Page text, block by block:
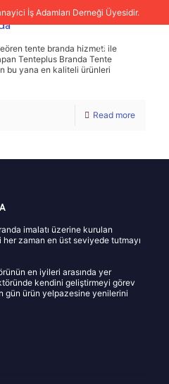
İş Adamları Derneği Üyesidir.
tente branda hizmeti ile
Tenteplus Branda Tente
bu yana en kaliteli ürünleri
Read more
imalatı üzerine kurulan
zaman en üst seviyede tutmayı
en iyileri arasında yer
kendini geliştirmeyi görev
gün ürün yelpazesine yenilerini